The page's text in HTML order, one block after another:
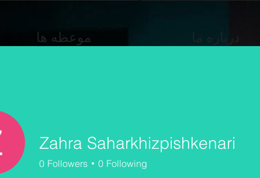
موعظه ها درباره ما
Zahra Saharkhizpishkenari
0 Followers 0 Following